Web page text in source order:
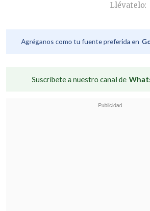
Llévatelo:
Agréganos como tu fuente preferida en
Suscríbete a nuestro canal de